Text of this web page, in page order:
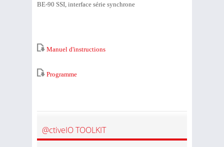
BE-90 SSI, interface série synchrone
Manuel d'instructions
Programme
@ctiveIO TOOLKIT